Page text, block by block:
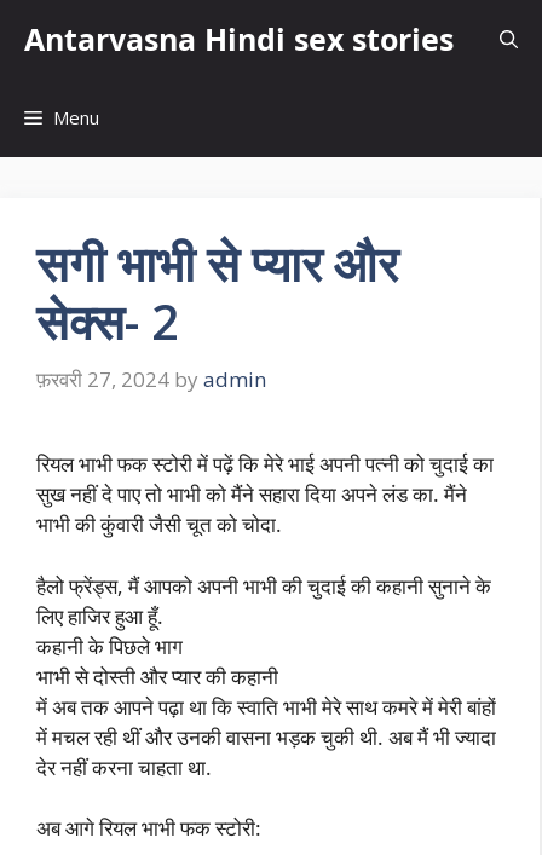
Antarvasna Hindi sex stories
Menu
सगी भाभी से प्यार और
सेक्स- 2
फ़रवरी 27, 2024 by admin
रियल भाभी फक स्टोरी में पढ़ें कि मेरे भाई अपनी पत्नी को चुदाई का
सुख नहीं दे पाए तो भाभी को मैंने सहारा दिया अपने लंड का. मैंने
भाभी की कुंवारी जैसी चूत को चोदा.
हैलो फ्रेंड्स, मैं आपको अपनी भाभी की चुदाई की कहानी सुनाने के
लिए हाजिर हुआ हूँ.
कहानी के पिछले भाग
भाभी से दोस्ती और प्यार की कहानी
में अब तक आपने पढ़ा था कि स्वाति भाभी मेरे साथ कमरे में मेरी बांहों
में मचल रही थीं और उनकी वासना भड़क चुकी थी. अब मैं भी ज्यादा
देर नहीं करना चाहता था.
अब आगे रियल भाभी फक स्टोरी: